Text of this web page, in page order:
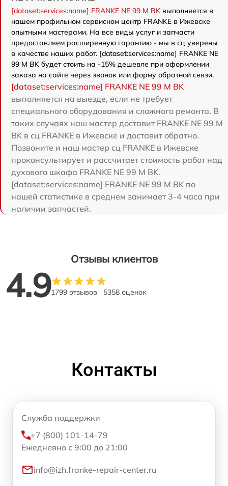
[dataset:services:name] FRANKE NE 99 M BK выполняется в
нашем профильном сервисном центр FRANKE в Ижевске
опытными мастерами. На все виды услуг и запчасти
предоставляем расширенную гарантию - мы в сц уверены
в качестве наших работ. [dataset:services:name] FRANKE NE
99 M BK будет стоить на -15% дешевле при оформлении
заказа на сайте через звонок или форму обратной связи.
[dataset:services:name] FRANKE NE 99 M BK
выполняется на выезде, если не требует
специального оборудования и сложного ремонта. В
таких случаях наш мастер доставит FRANKE NE 99 M
BK в сц FRANKE в Ижевске и доставит обратно.
Позвоните и наш мастер сц FRANKE в Ижевске
проконсультирует и рассчитает стоимость работ над
духового шкафа FRANKE NE 99 M BK.
[dataset:services:name] FRANKE NE 99 M BK по
нашей статистике в среднем занимает 3-4 часа при
наличии запчастей.
Отзывы клиентов
4.91799 отзывов 5358 оценок
Контакты
Служба поддержки
+7 (800) 101-14-79
Ежедневно с 9:00 до 21:00
info@izh.franke-repair-center.ru